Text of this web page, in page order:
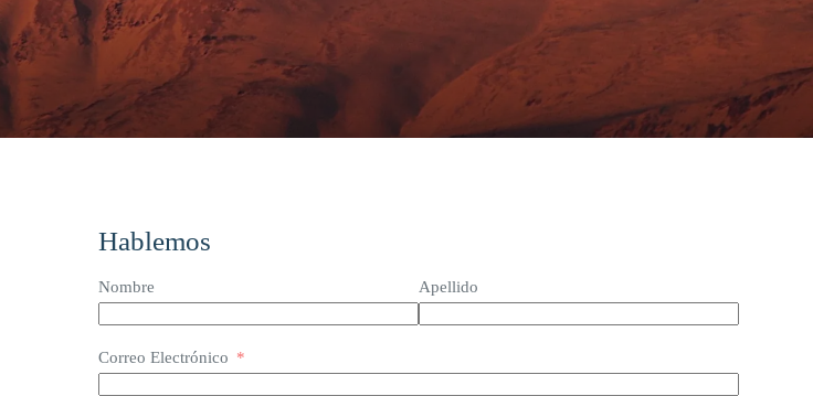
Hablemos
Nombre Apellido
Correo Electrónico